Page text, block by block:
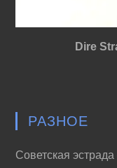
Dire
РАЗНОЕ
Советская